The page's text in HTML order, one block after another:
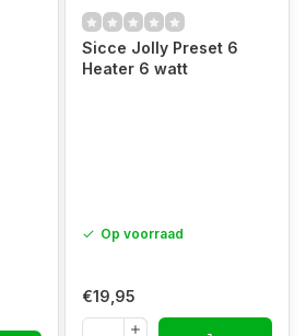
Sicce Jolly Preset 6
Heater 6 watt
Op voorraad
€19,95